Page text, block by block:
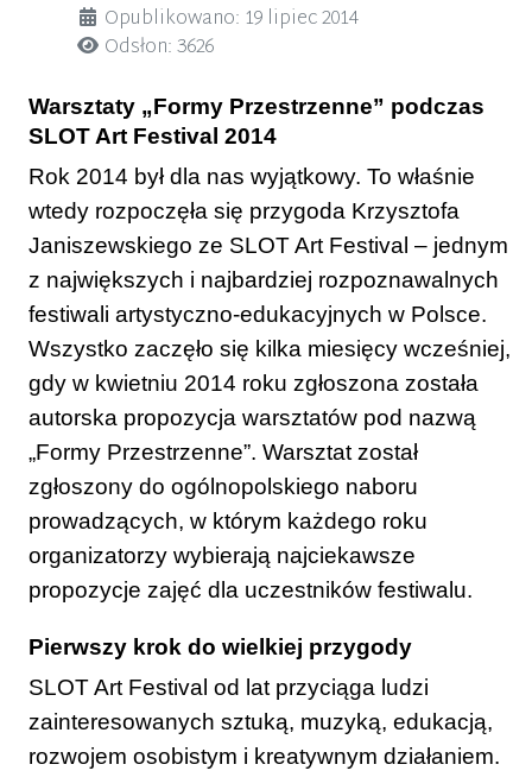
SzczegółyOpublikowano: 19 lipiec 2014
Odsłon: 3626
Warsztaty „Formy Przestrzenne” podczas
SLOT Art Festival 2014
Rok 2014 był dla nas wyjątkowy. To właśnie
wtedy rozpoczęła się przygoda Krzysztofa
Janiszewskiego ze SLOT Art Festival – jednym
z największych i najbardziej rozpoznawalnych
festiwali artystyczno-edukacyjnych w Polsce.
Wszystko zaczęło się kilka miesięcy wcześniej,
gdy w kwietniu 2014 roku zgłoszona została
autorska propozycja warsztatów pod nazwą
„Formy Przestrzenne”. Warsztat został
zgłoszony do ogólnopolskiego naboru
prowadzących, w którym każdego roku
organizatorzy wybierają najciekawsze
propozycje zajęć dla uczestników festiwalu.
Pierwszy krok do wielkiej przygody
SLOT Art Festival od lat przyciąga ludzi
zainteresowanych sztuką, muzyką, edukacją,
rozwojem osobistym i kreatywnym działaniem.